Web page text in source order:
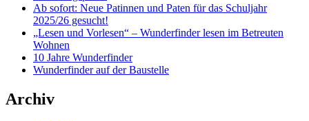
Ab sofort: Neue Patinnen und Paten für das Schuljahr
2025/26 gesucht!
„Lesen und Vorlesen“ – Wunderfinder lesen im Betreuten
Wohnen
10 Jahre Wunderfinder
Wunderfinder auf der Baustelle
Archiv